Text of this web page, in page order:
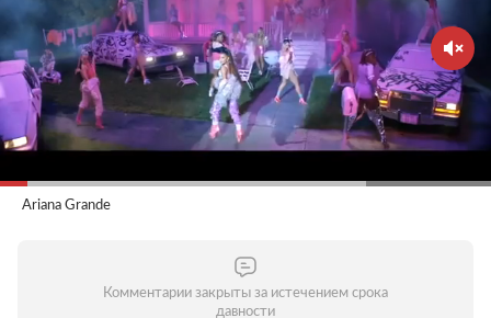
Ariana Grande
Комментарии закрыты за истечением срока
давности